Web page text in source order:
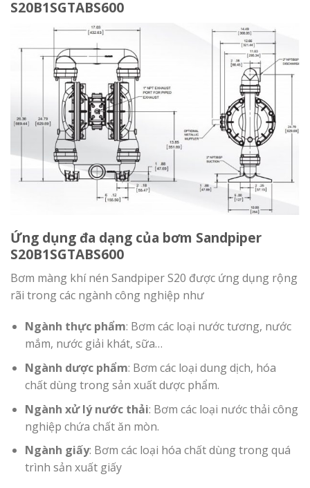
S20B1SGTABS600
Ứng dụng đa dạng của bơm Sandpiper
S20B1SGTABS600
Bơm màng khí nén Sandpiper S20 được ứng dụng rộng
rãi trong các ngành công nghiệp như
Ngành thực phẩm: Bơm các loại nước tương, nước
mắm, nước giải khát, sữa…
Ngành dược phẩm: Bơm các loại dung dịch, hóa
chất dùng trong sản xuất dược phẩm.
Ngành xử lý nước thải: Bơm các loại nước thải công
nghiệp chứa chất ăn mòn.
Ngành giấy: Bơm các loại hóa chất dùng trong quá
trình sản xuất giấy